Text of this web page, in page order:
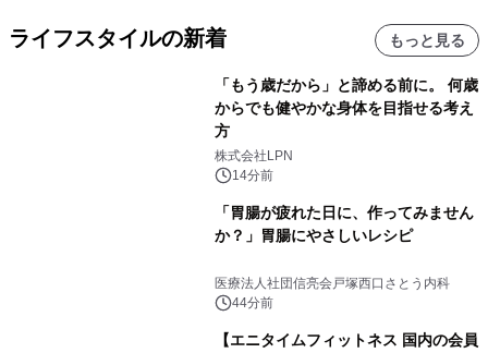
ライフスタイルの新着 もっと見る
「もう歳だから」と諦める前に。 何歳
からでも健やかな身体を目指せる考え
方
株式会社LPN
14分前
「胃腸が疲れた日に、作ってみません
か？」胃腸にやさしいレシピ
医療法人社団信亮会戸塚西口さとう内科
44分前
【エニタイムフィットネス 国内の会員